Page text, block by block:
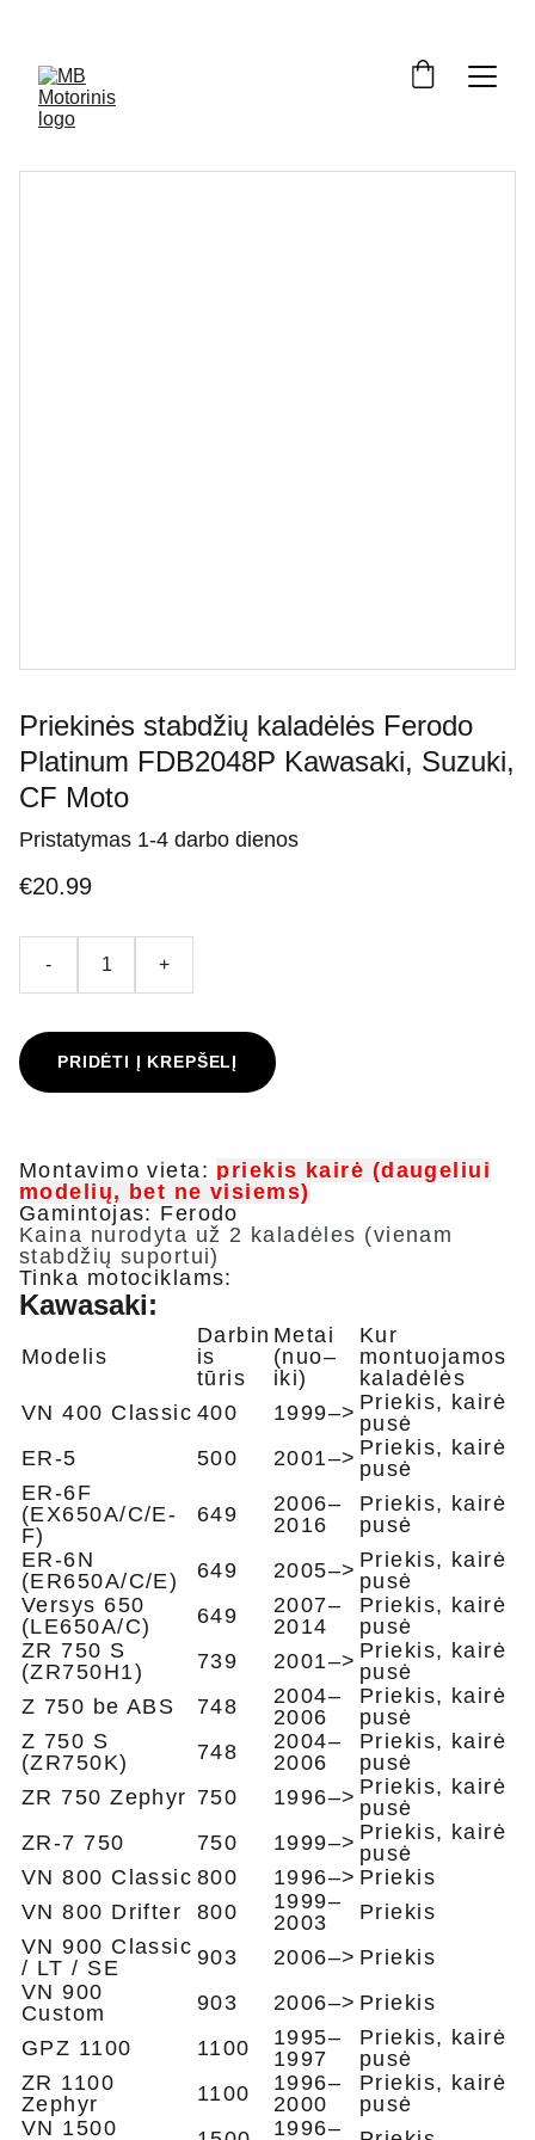
Priekinės stabdžių kaladėlės Ferodo
Platinum FDB2048P Kawasaki, Suzuki,
CF Moto
Pristatymas 1-4 darbo dienos
€20.99
- +
PRIDĖTI Į KREPŠELĮ
Montavimo vieta: priekis kairė (daugeliui
modelių, bet ne visiems)
Gamintojas: Ferodo
Kaina nurodyta už 2 kaladėles (vienam
stabdžių suportui)
Tinka motociklams:
Kawasaki:
Modelis
Darbin
is
tūris
Metai
(nuo–
iki)
Kur
montuojamos
kaladėlės
VN 400 Classic 400 1999–> Priekis, kairė
pusė
ER-5
500 2001–> Priekis, kairė
pusė ​
ER-6F
(EX650A/C/E-
F)
649
2006–
2016
Priekis, kairė
pusė
ER-6N
(ER650A/C/E)
649 2005–> Priekis, kairė
pusė
Versys 650
(LE650A/C)
649
2007–
2014
Priekis, kairė
pusė
ZR 750 S
(ZR750H1)
739 2001–> Priekis, kairė
pusė ​
Z 750 be ABS
748
2004–
2006
Priekis, kairė
pusė
Z 750 S
(ZR750K)
748
2004–
2006
Priekis, kairė
pusė ​
ZR 750 Zephyr 750 1996–> Priekis, kairė
pusė
ZR-7 750
750 1999–> Priekis, kairė
pusė
VN 800 Classic 800 1996–> Priekis
VN 800 Drifter
800
1999–
2003
Priekis
VN 900 Classic
/ LT / SE
903 2006–> Priekis
VN 900
Custom
903 2006–> Priekis
GPZ 1100
1100
1995–
1997
Priekis, kairė
pusė
ZR 1100
Zephyr
1100
1996–
2000
Priekis, kairė
pusė
VN 1500
1996–